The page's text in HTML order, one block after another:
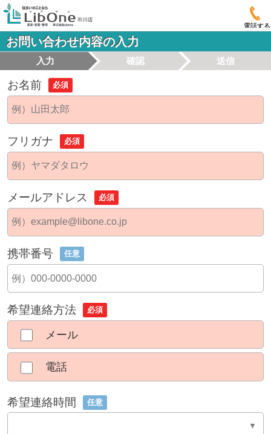
電話する
お問い合わせ内容の入力
入力 確認 送信
お名前 必須
フリガナ 必須
メールアドレス 必須
携帯番号 任意
希望連絡方法 必須
メール
電話
希望連絡時間 任意